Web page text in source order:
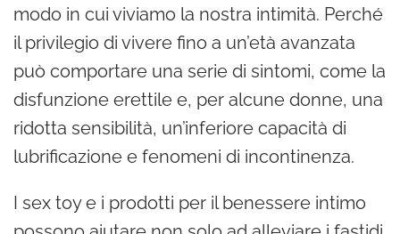
modo in cui viviamo la nostra intimità. Perché
il privilegio di vivere fino a un’età avanzata
può comportare una serie di sintomi, come la
disfunzione erettile e, per alcune donne, una
ridotta sensibilità, un’inferiore capacità di
lubrificazione e fenomeni di incontinenza.
I sex toy e i prodotti per il benessere intimo